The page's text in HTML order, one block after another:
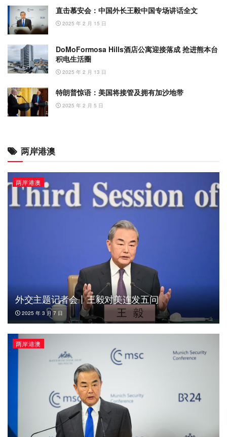
直击慕安会：中国外长王毅中国专场讲话全文
2025 年 2 月 15 日
DoMoFormosa Hills酒店公寓迎接落成 抢进熊本台
积电生活圈
2025 年 2 月 13 日
特朗普惊语：美国将接管及拥有加沙地带
2025 年 2 月 5 日
两岸港澳
两岸港澳
外交主题记者会丨王毅对美连发五问
2025 年 3 月 7 日
两岸港澳